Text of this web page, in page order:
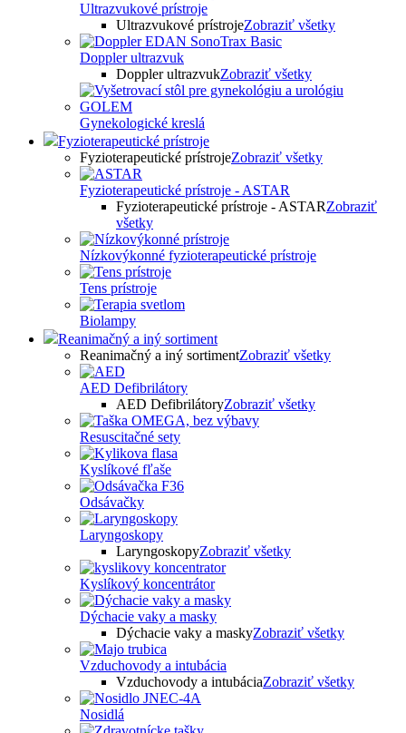
Ultrazvukové prístroje
Ultrazvukové prístrojeZobraziť všetky
Doppler ultrazvuk
Doppler ultrazvukZobraziť všetky
Gynekologické kreslá
Fyzioterapeutické prístroje
Fyzioterapeutické prístrojeZobraziť všetky
Fyzioterapeutické prístroje - ASTAR
Fyzioterapeutické prístroje - ASTARZobraziť
všetky
Nízkovýkonné fyzioterapeutické prístroje
Tens prístroje
Biolampy
Reanimačný a iný sortiment
Reanimačný a iný sortimentZobraziť všetky
AED Defibrilátory
AED DefibrilátoryZobraziť všetky
Resuscitačné sety
Kyslíkové fľaše
Odsávačky
Laryngoskopy
LaryngoskopyZobraziť všetky
Kyslíkový koncentrátor
Dýchacie vaky a masky
Dýchacie vaky a maskyZobraziť všetky
Vzduchovody a intubácia
Vzduchovody a intubáciaZobraziť všetky
Nosidlá